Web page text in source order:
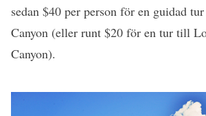
sedan $40 per person för en guidad
Canyon (eller runt $20 för en tur till
Canyon).